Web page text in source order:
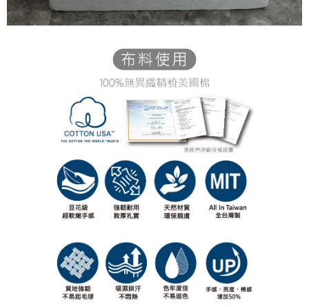
「AFTEE先享後付」，若未經同意申辦者引起之損失，本公司不負相關責
任。
５．嚴禁一人註冊多個帳號或使用他人資訊註冊。若發現惡意使用之情形，
恩沛科技股份有限公司將有權停止該用戶之使用額度並採取法律行動。